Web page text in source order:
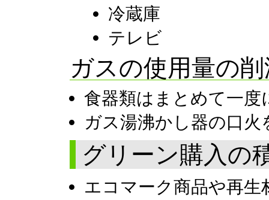
冷蔵庫
テレビ
ガスの使用量の
食器類はまとめて一度
ガス湯沸かし器の口
グリーン購入の
エコマーク商品や再